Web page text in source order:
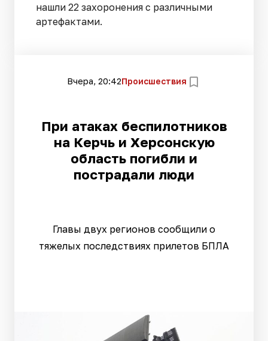
нашли 22 захоронения с различными
артефактами.
Вчера, 20:42Происшествия
При атаках беспилотников
на Керчь и Херсонскую
область погибли и
пострадали люди
Главы двух регионов сообщили о
тяжелых последствиях прилетов БПЛА